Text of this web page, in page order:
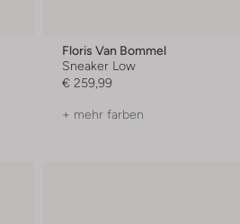
Floris Van Bommel
Sneaker Low
€ 259,99
+ mehr farben